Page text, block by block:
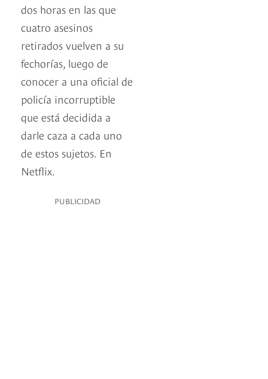
dos horas en las que
cuatro asesinos
retirados vuelven a su
fechorías, luego de
conocer a una oficial de
policía incorruptible
que está decidida a
darle caza a cada uno
de estos sujetos. En
Netflix.
PUBLICIDAD